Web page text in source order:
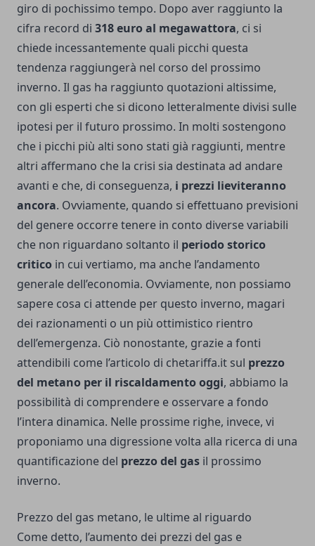
giro di pochissimo tempo. Dopo aver raggiunto la
cifra record di 318 euro al megawattora, ci si
chiede incessantemente quali picchi questa
tendenza raggiungerà nel corso del prossimo
inverno. Il gas ha raggiunto quotazioni altissime,
con gli esperti che si dicono letteralmente divisi sulle
ipotesi per il futuro prossimo. In molti sostengono
che i picchi più alti sono stati già raggiunti, mentre
altri affermano che la crisi sia destinata ad andare
avanti e che, di conseguenza, i prezzi lieviteranno
ancora. Ovviamente, quando si effettuano previsioni
del genere occorre tenere in conto diverse variabili
che non riguardano soltanto il periodo storico
critico in cui vertiamo, ma anche l’andamento
generale dell’economia. Ovviamente, non possiamo
sapere cosa ci attende per questo inverno, magari
dei razionamenti o un più ottimistico rientro
dell’emergenza. Ciò nonostante, grazie a fonti
attendibili come l’articolo di chetariffa.it sul prezzo
del metano per il riscaldamento oggi, abbiamo la
possibilità di comprendere e osservare a fondo
l’intera dinamica. Nelle prossime righe, invece, vi
proponiamo una digressione volta alla ricerca di una
quantificazione del prezzo del gas il prossimo
inverno.
Prezzo del gas metano, le ultime al riguardo
Come detto, l’aumento dei prezzi del gas e